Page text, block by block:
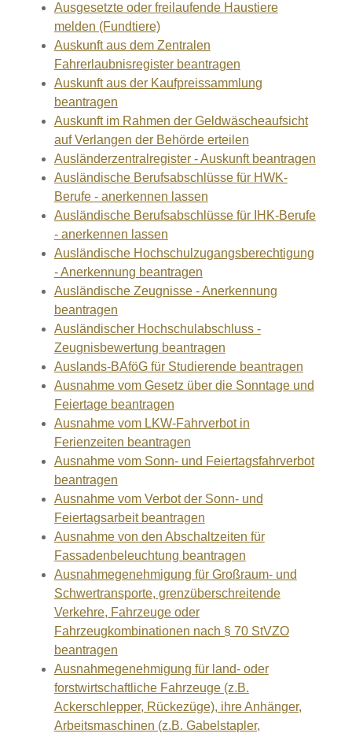
Ausgesetzte oder freilaufende Haustiere
melden (Fundtiere)
Auskunft aus dem Zentralen
Fahrerlaubnisregister beantragen
Auskunft aus der Kaufpreissammlung
beantragen
Auskunft im Rahmen der Geldwäscheaufsicht
auf Verlangen der Behörde erteilen
Ausländerzentralregister - Auskunft beantragen
Ausländische Berufsabschlüsse für HWK-
Berufe - anerkennen lassen
Ausländische Berufsabschlüsse für IHK-Berufe
- anerkennen lassen
Ausländische Hochschulzugangsberechtigung
- Anerkennung beantragen
Ausländische Zeugnisse - Anerkennung
beantragen
Ausländischer Hochschulabschluss -
Zeugnisbewertung beantragen
Auslands-BAföG für Studierende beantragen
Ausnahme vom Gesetz über die Sonntage und
Feiertage beantragen
Ausnahme vom LKW-Fahrverbot in
Ferienzeiten beantragen
Ausnahme vom Sonn- und Feiertagsfahrverbot
beantragen
Ausnahme vom Verbot der Sonn- und
Feiertagsarbeit beantragen
Ausnahme von den Abschaltzeiten für
Fassadenbeleuchtung beantragen
Ausnahmegenehmigung für Großraum- und
Schwertransporte, grenzüberschreitende
Verkehre, Fahrzeuge oder
Fahrzeugkombinationen nach § 70 StVZO
beantragen
Ausnahmegenehmigung für land- oder
forstwirtschaftliche Fahrzeuge (z.B.
Ackerschlepper, Rückezüge), ihre Anhänger,
Arbeitsmaschinen (z.B. Gabelstapler,